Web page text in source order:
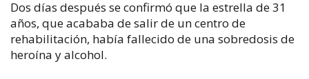
Dos días después se confirmó que la estrella de 31
años, que acababa de salir de un centro de
rehabilitación, había fallecido de una sobredosis de
heroína y alcohol.